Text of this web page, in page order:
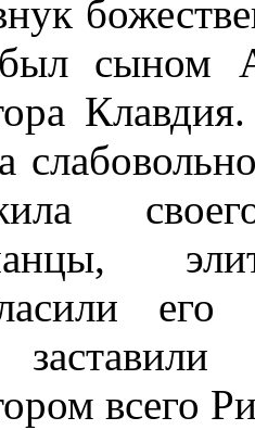
сыном
всего